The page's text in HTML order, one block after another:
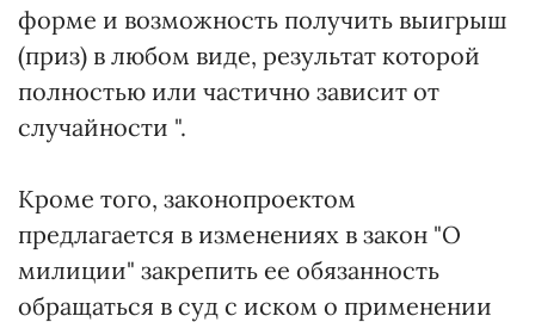
форме и возможность получить выигрыш
(приз) в любом виде, результат которой
полностью или частично зависит от
случайности ".
Кроме того, законопроектом
предлагается в изменениях в закон "О
милиции" закрепить ее обязанность
обращаться в суд с иском о применении